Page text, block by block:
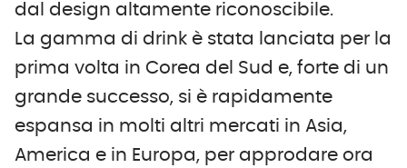
dal design altamente riconoscibile.
La gamma di drink è stata lanciata per la
prima volta in Corea del Sud e, forte di un
grande successo, si è rapidamente
espansa in molti altri mercati in Asia,
America e in Europa, per approdare ora